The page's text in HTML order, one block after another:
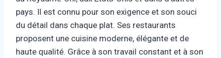
pays. Il est connu pour son exigence et son souci
du détail dans chaque plat. Ses restaurants
proposent une cuisine moderne, élégante et de
haute qualité. Grâce à son travail constant et à son